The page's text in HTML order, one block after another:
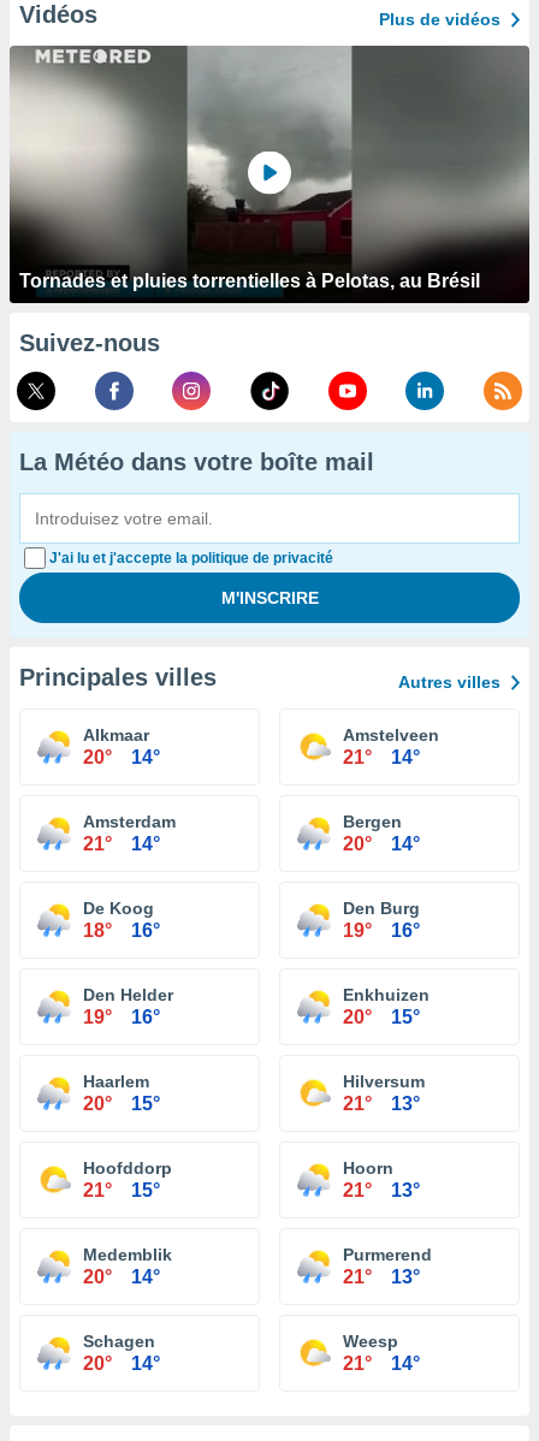
Vidéos Plus de vidéos
Tornades et pluies torrentielles à Pelotas, au Brésil
Suivez-nous
La Météo dans votre boîte mail
J'ai lu et j'accepte la politique de privacité
Principales villes Autres villes
Alkmaar
20° 14°
Amstelveen
21° 14°
Amsterdam
21° 14°
Bergen
20° 14°
De Koog
18° 16°
Den Burg
19° 16°
Den Helder
19° 16°
Enkhuizen
20° 15°
Haarlem
20° 15°
Hilversum
21° 13°
Hoofddorp
21° 15°
Hoorn
21° 13°
Medemblik
20° 14°
Purmerend
21° 13°
Schagen
20° 14°
Weesp
21° 14°